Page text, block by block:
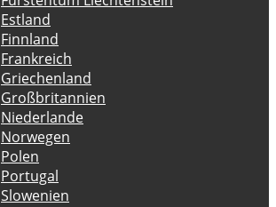
Estland
Finnland
Frankreich
Griechenland
Großbritannien
Niederlande
Norwegen
Polen
Portugal
Slowenien